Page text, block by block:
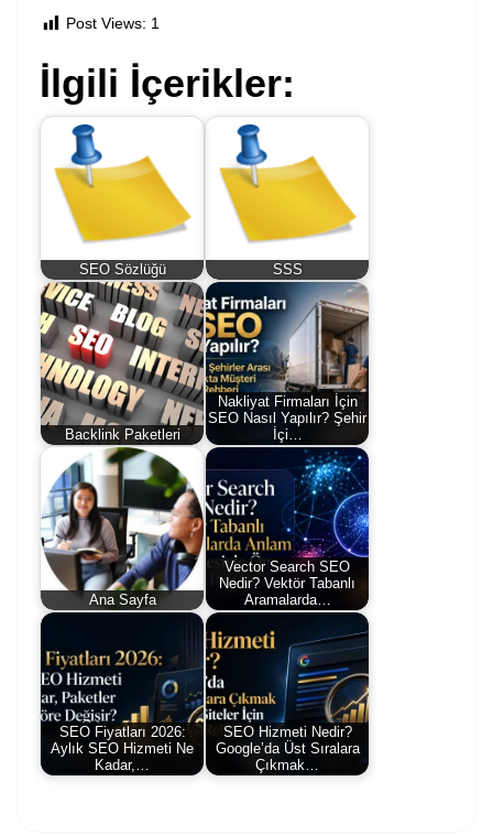
Post Views: 1
İlgili İçerikler:
SEO Sözlüğü SSS
Backlink Paketleri
Nakliyat Firmaları İçin
SEO Nasıl Yapılır? Şehir
İçi…
Ana Sayfa
Vector Search SEO
Nedir? Vektör Tabanlı
Aramalarda…
SEO Fiyatları 2026:
Aylık SEO Hizmeti Ne
Kadar,…
SEO Hizmeti Nedir?
Google’da Üst Sıralara
Çıkmak…